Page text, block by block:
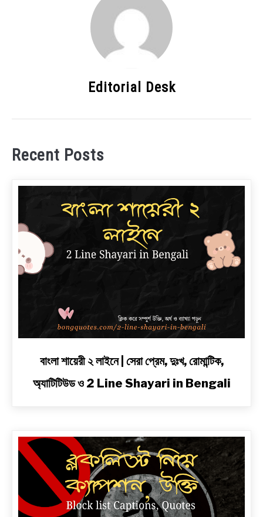
Editorial Desk
Recent Posts
|
সেরা
প্রেম,
রোমান্টিক,
অ্যাটিটিউড
বাংলা শায়েরী ২ লাইনে | সেরা প্রেম, দুঃখ, রোমান্টিক,
অ্যাটিটিউড ও 2 Line Shayari in Bengali